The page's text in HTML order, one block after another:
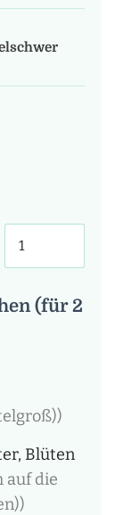
(für 2
Blüten
auf die